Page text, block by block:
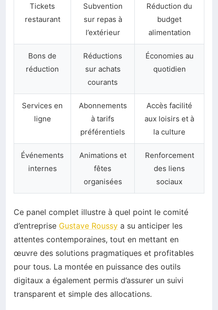
Tickets
restaurant
Subvention
sur repas à
l’extérieur
Réduction du
budget
alimentation
Bons de
réduction
Réductions
sur achats
courants
Économies au
quotidien
Services en
ligne
Abonnements
à tarifs
préférentiels
Accès facilité
aux loisirs et à
la culture
Événements
internes
Animations et
fêtes
organisées
Renforcement
des liens
sociaux
Ce panel complet illustre à quel point le comité
d’entreprise Gustave Roussy a su anticiper les
attentes contemporaines, tout en mettant en
œuvre des solutions pragmatiques et profitables
pour tous. La montée en puissance des outils
digitaux a également permis d’assurer un suivi
transparent et simple des allocations.